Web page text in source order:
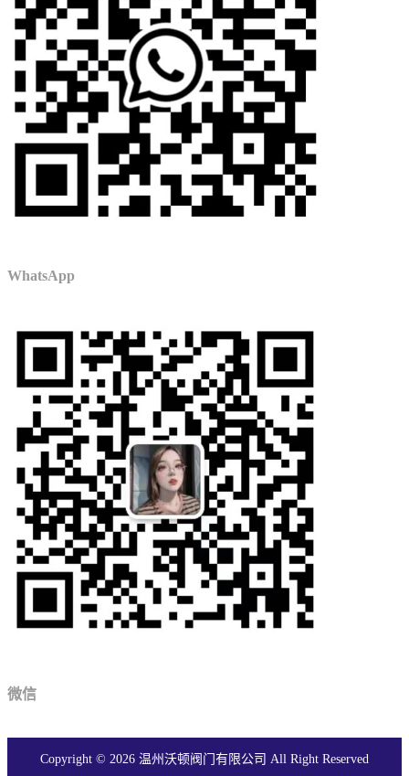
WhatsApp
微信
Copyright © 2026 温州沃顿阀门有限公司 All Right Reserved